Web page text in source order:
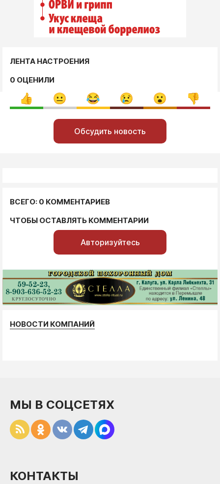
ЛЕНТА НАСТРОЕНИЯ
0 ОЦЕНИЛИ
Обсудить новость
ВСЕГО: 0 КОММЕНТАРИЕВ
ЧТОБЫ ОСТАВЛЯТЬ КОММЕНТАРИИ
Авторизуйтесь
НОВОСТИ КОМПАНИЙ
МЫ В СОЦСЕТЯХ
КОНТАКТЫ